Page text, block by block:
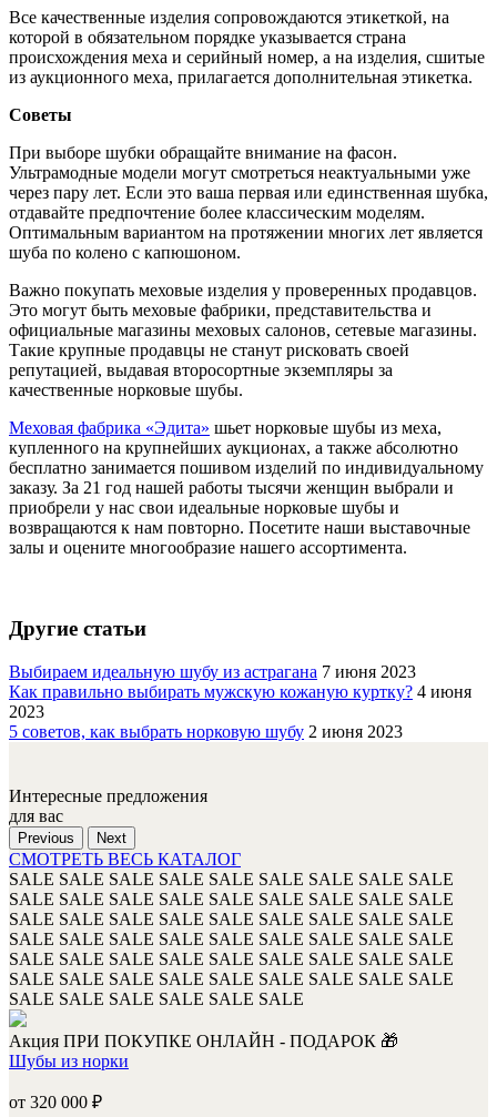
Все качественные изделия сопровождаются этикеткой, на
которой в обязательном порядке указывается страна
происхождения меха и серийный номер, а на изделия, сшитые
из аукционного меха, прилагается дополнительная этикетка.
Советы
При выборе шубки обращайте внимание на фасон.
Ультрамодные модели могут смотреться неактуальными уже
через пару лет. Если это ваша первая или единственная шубка,
отдавайте предпочтение более классическим моделям.
Оптимальным вариантом на протяжении многих лет является
шуба по колено с капюшоном.
Важно покупать меховые изделия у проверенных продавцов.
Это могут быть меховые фабрики, представительства и
официальные магазины меховых салонов, сетевые магазины.
Такие крупные продавцы не станут рисковать своей
репутацией, выдавая второсортные экземпляры за
качественные норковые шубы.
Меховая фабрика «Эдита» шьет норковые шубы из меха,
купленного на крупнейших аукционах, а также абсолютно
бесплатно занимается пошивом изделий по индивидуальному
заказу. За 21 год нашей работы тысячи женщин выбрали и
приобрели у нас свои идеальные норковые шубы и
возвращаются к нам повторно. Посетите наши выставочные
залы и оцените многообразие нашего ассортимента.
Другие статьи
Выбираем идеальную шубу из астрагана 7 июня 2023
Как правильно выбирать мужскую кожаную куртку? 4 июня
2023
5 советов, как выбрать норковую шубу 2 июня 2023
Интересные предложения
для вас
Previous Next
СМОТРЕТЬ ВЕСЬ КАТАЛОГ
SALE SALE SALE SALE SALE SALE SALE SALE SALE
SALE SALE SALE SALE SALE SALE SALE SALE SALE
SALE SALE SALE SALE SALE SALE SALE SALE SALE
SALE SALE SALE SALE SALE SALE SALE SALE SALE
SALE SALE SALE SALE SALE SALE SALE SALE SALE
SALE SALE SALE SALE SALE SALE SALE SALE SALE
SALE SALE SALE SALE SALE SALE
Акция ПРИ ПОКУПКЕ ОНЛАЙН - ПОДАРОК 🎁
Шубы из норки
от 320 000 ₽